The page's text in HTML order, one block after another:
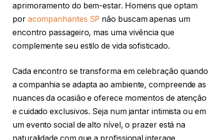
aprimoramento do bem-estar. Homens que optam
por acompanhantes SP não buscam apenas um
encontro passageiro, mas uma vivência que
complemente seu estilo de vida sofisticado.
Cada encontro se transforma em celebração quando
a companhia se adapta ao ambiente, compreende as
nuances da ocasião e oferece momentos de atenção
e cuidado exclusivos. Seja num jantar intimista ou em
um evento social de alto nível, o prazer está na